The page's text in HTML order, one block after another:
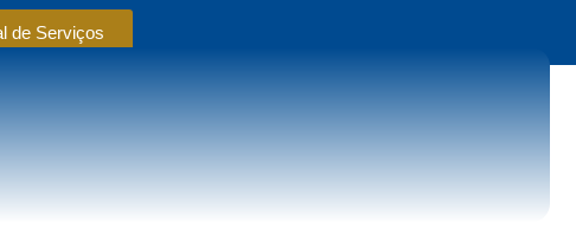
de Serviços